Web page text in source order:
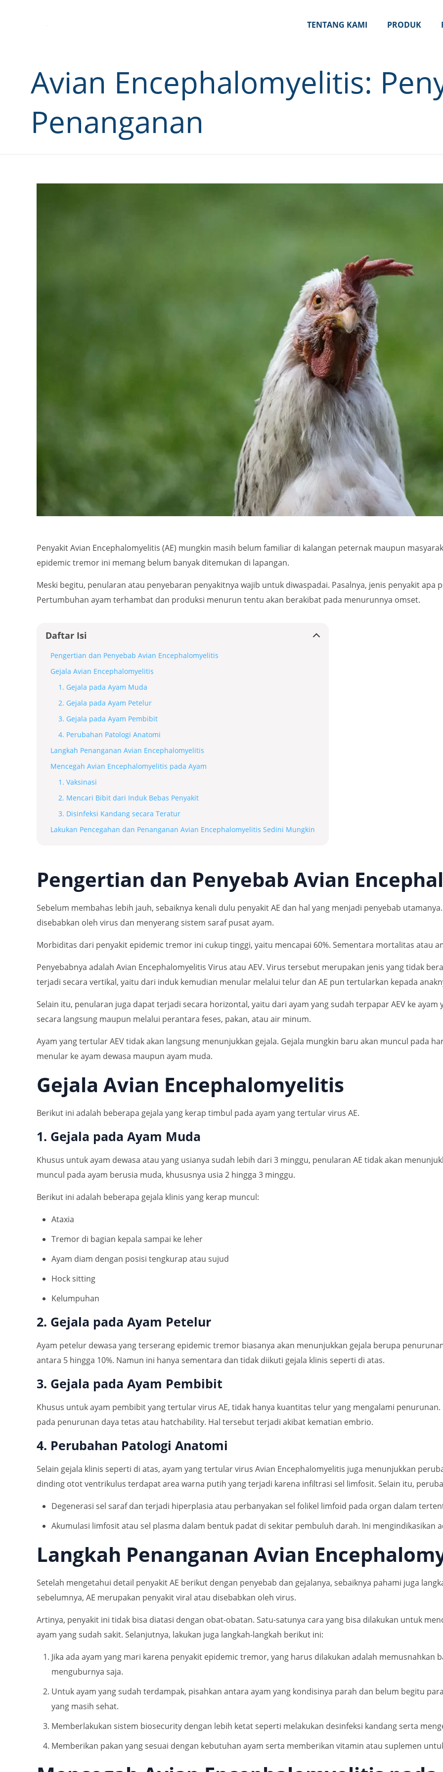
TENTANG KAMI PRODUK
Avian Encephalomyelitis:
Penanganan
Penyakit Avian Encephalomyelitis (AE) mungkin masih belum familiar di kalangan peternak maupun
epidemic tremor ini memang belum banyak ditemukan di lapangan.
Meski begitu, penularan atau penyebaran penyakitnya wajib untuk diwaspadai. Pasalnya, jenis penyakit apa
Pertumbuhan ayam terhambat dan produksi menurun tentu akan berakibat pada menurunnya omset.
Daftar Isi
Pengertian dan Penyebab Avian Encephalomyelitis
Gejala Avian Encephalomyelitis
1. Gejala pada Ayam Muda
2. Gejala pada Ayam Petelur
3. Gejala pada Ayam Pembibit
4. Perubahan Patologi Anatomi
Langkah Penanganan Avian Encephalomyelitis
Mencegah Avian Encephalomyelitis pada Ayam
1. Vaksinasi
2. Mencari Bibit dari Induk Bebas Penyakit
3. Disinfeksi Kandang secara Teratur
Lakukan Pencegahan dan Penanganan Avian Encephalomyelitis Sedini Mungkin
Pengertian dan Penyebab Avian
Sebelum membahas lebih jauh, sebaiknya kenali dulu penyakit AE dan hal yang menjadi penyebab
disebabkan oleh virus dan menyerang sistem saraf pusat ayam.
Morbiditas dari penyakit epidemic tremor ini cukup tinggi, yaitu mencapai 60%. Sementara mortalitas atau
Penyebabnya adalah Avian En­cephalomyelitis Virus atau AEV. Virus tersebut merupakan jenis yang tidak
terjadi secara vertikal, yaitu dari induk kemudian menular melalui telur dan AE pun tertularkan kepada
Selain itu, penularan juga dapat terjadi secara horizontal, yaitu dari ayam yang sudah terpapar AEV ke
secara langsung maupun melalui perantara feses, pakan, atau air minum.
Ayam yang tertular AEV tidak akan langsung menunjukkan gejala. Gejala mungkin baru akan muncul pada
menular ke ayam dewasa maupun ayam muda.
Gejala Avian Encephalomyelitis
Berikut ini adalah beberapa gejala yang kerap timbul pada ayam yang tertular virus AE.
1. Gejala pada Ayam Muda
Khusus untuk ayam dewasa atau yang usianya sudah lebih dari 3 minggu, penularan AE tidak akan
muncul pada ayam berusia muda, khususnya usia 2 hingga 3 minggu.
Berikut ini adalah beberapa gejala klinis yang kerap muncul:
Ataxia
Tremor di bagian kepala sampai ke leher
Ayam diam dengan posisi tengkurap atau sujud
Hock sitting
Kelumpuhan
2. Gejala pada Ayam Petelur
Ayam petelur dewasa yang terserang epidemic tremor biasanya akan menunjukkan gejala berupa
antara 5 hingga 10%. Namun ini hanya sementara dan tidak diikuti gejala klinis seperti di atas.
3. Gejala pada Ayam Pembibit
Khusus untuk ayam pembibit yang tertular virus AE, tidak hanya kuantitas telur yang mengalami
pada penurunan daya tetas atau hatchability. Hal tersebut terjadi akibat kematian embrio.
4. Perubahan Patologi Anatomi
Selain gejala klinis seperti di atas, ayam yang tertular virus Avian Encephalomyelitis juga menunjukkan
dinding otot ventrikulus terdapat area warna putih yang terjadi karena infiltrasi sel limfosit. Selain itu,
Degenerasi sel saraf dan terjadi hiperplasia atau perbanyakan sel folikel limfoid pada organ dalam
Akumulasi limfosit atau sel plasma dalam bentuk padat di sekitar pembuluh darah. Ini mengindikasikan
Langkah Penanganan Avian
Setelah mengetahui detail penyakit AE berikut dengan penyebab dan gejalanya, sebaiknya pahami juga
sebelumnya, AE merupakan penyakit viral atau disebabkan oleh virus.
Artinya, penyakit ini tidak bisa diatasi dengan obat-obatan. Satu-satunya cara yang bisa dilakukan untuk
ayam yang sudah sakit. Selanjutnya, lakukan juga langkah-langkah berikut ini:
Jika ada ayam yang mari karena penyakit epidemic tremor, yang harus dilakukan adalah memusnahkan
menguburnya saja.
Untuk ayam yang sudah terdampak, pisahkan antara ayam yang kondisinya parah dan belum begitu
yang masih sehat.
Memberlakukan sistem biosecurity dengan lebih ketat seperti melakukan desinfeksi kandang serta
Memberikan pakan yang sesuai dengan kebutuhan ayam serta memberikan vitamin atau suplemen